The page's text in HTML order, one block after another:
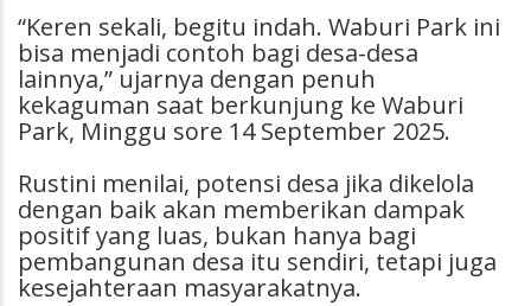
“Keren sekali, begitu indah. Waburi Park ini
bisa menjadi contoh bagi desa-desa
lainnya,” ujarnya dengan penuh
kekaguman saat berkunjung ke Waburi
Park, Minggu sore 14 September 2025.
Rustini menilai, potensi desa jika dikelola
dengan baik akan memberikan dampak
positif yang luas, bukan hanya bagi
pembangunan desa itu sendiri, tetapi juga
kesejahteraan masyarakatnya.